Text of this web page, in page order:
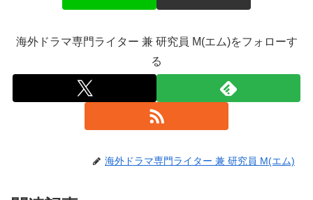
海外ドラマ専門ライター 兼 研究員 M(エム)をフォローす
る
海外ドラマ専門ライター 兼 研究員 M(エム)